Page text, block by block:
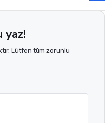
yaz!
Lütfen tüm zorunlu